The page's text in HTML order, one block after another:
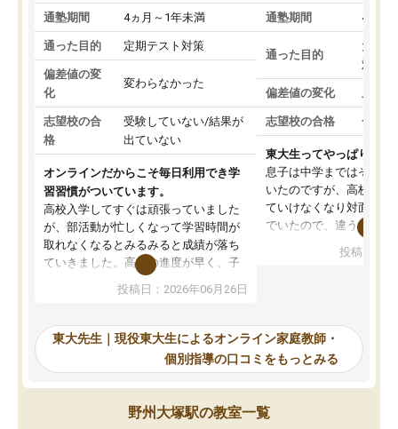
通塾期間 4ヵ月～1年未満
通った目的 定期テスト対策
偏差値の変
化
変わらなかった
志望校の合
格
受験していない/結果が
出ていない
オンラインだからこそ毎日利用でき学
習習慣がついています。
高校入学してすぐは頑張っていました
が、部活動が忙しくなって学習時間が
取れなくなるとみるみると成績が落ち
ていきました。高校の進度が早く、子
供も家に帰って勉強の話すると嫌な反
応を示します。東大先生にお願いして
れるので、親としても安心です。毎日
使える自習室とかもあり、わからない
ところがあれば先生が回答してくれる
のも重宝しています。
投稿日：2026年06月26日
通塾期間 4ヵ月
通った目的
大学
対策
偏差値の変化
志望校の合格 合格
東大生ってやっぱりすご
息子は中学まではそこそ
いたのですが、高校に入
ていけなくなり対面の塾
でいたので、違うアプロ
で、当初は模試でD判定
自習室が毎日使えていつ
るのが心強かったよう
謝です。
投稿日：
東大先生｜現役東大生によるオンライン家庭教師・
個別指導の口コミをもっとみる
野州大塚駅の教室一覧